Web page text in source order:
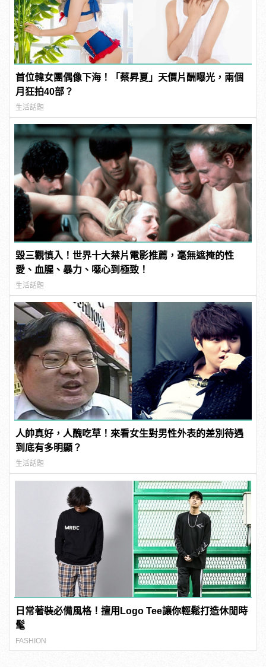
首位韓女團偶像下海！「蔡昇夏」天價片酬曝光，兩個
月狂拍40部？
生活話題
毀三觀慎入！世界十大禁片電影推薦，毫無遮掩的性
愛、血腥、暴力、噁心到極致！
生活話題
人帥真好，人醜吃草！來看女生對男性外表的差別待遇
到底有多明顯？
生活話題
日常著裝必備風格！擅用Logo Tee讓你輕鬆打造休閒時
髦
FASHION